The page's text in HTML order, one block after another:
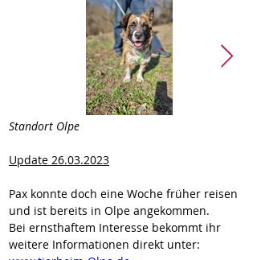
Standort Olpe
Update 26.03.2023
Pax konnte doch eine Woche früher reisen
und ist bereits in Olpe angekommen.
Bei ernsthaftem Interesse bekommt ihr
weitere Informationen direkt unter: